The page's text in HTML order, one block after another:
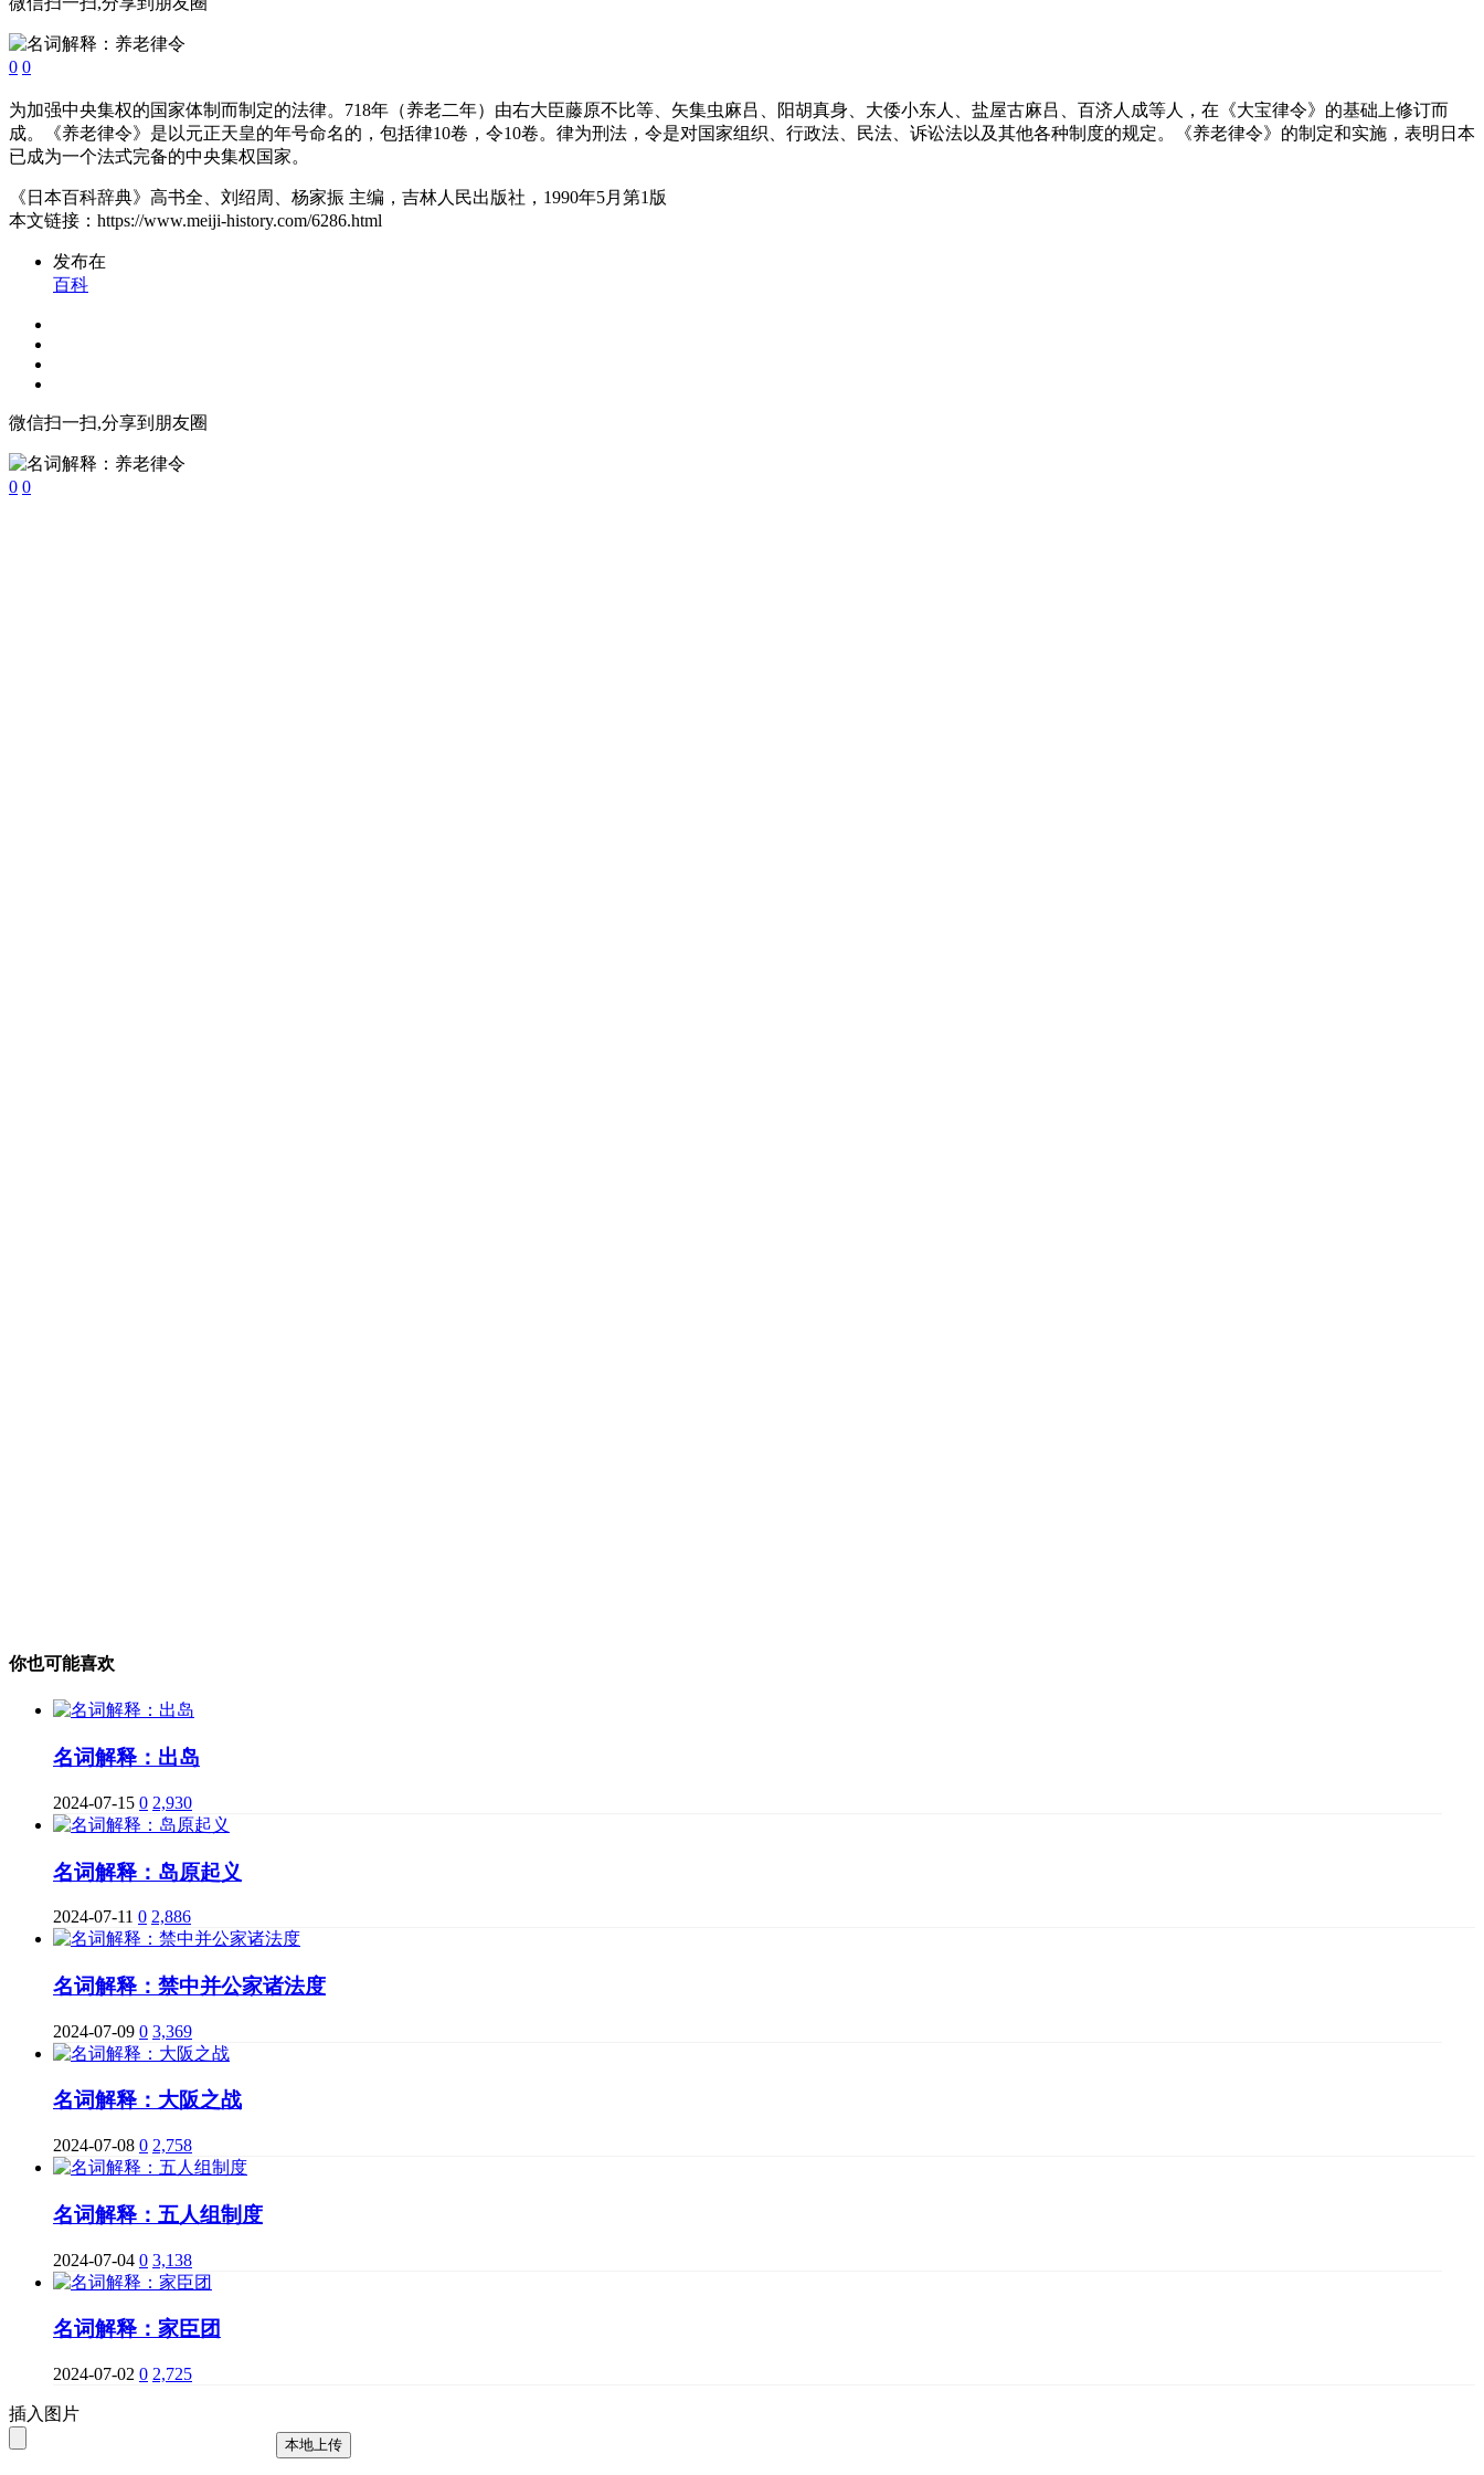
0 0
为加强中央集权的国家体制而制定的法律。718年（养老二年）由右大臣藤原不比等、矢集虫麻吕、阳胡真身、大倭小东人、盐屋古麻吕、百济人成等人，在《大宝律令》的基础上修订而
成。《养老律令》是以元正天皇的年号命名的，包括律10卷，令10卷。律为刑法，令是对国家组织、行政法、民法、诉讼法以及其他各种制度的规定。《养老律令》的制定和实施，表明日本
已成为一个法式完备的中央集权国家。
《日本百科辞典》高书全、刘绍周、杨家振 主编，吉林人民出版社，1990年5月第1版
本文链接：https://www.meiji-history.com/6286.html
发布在
百科
微信扫一扫,分享到朋友圈
0 0
你也可能喜欢
名词解释：出岛
2024-07-15 0 2,930
名词解释：岛原起义
2024-07-11 0 2,886
名词解释：禁中并公家诸法度
2024-07-09 0 3,369
名词解释：大阪之战
2024-07-08 0 2,758
名词解释：五人组制度
2024-07-04 0 3,138
名词解释：家臣团
2024-07-02 0 2,725
插入图片
本地上传